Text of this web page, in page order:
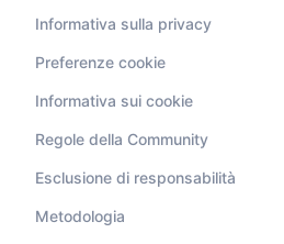
Informativa sulla privacy
Preferenze cookie
Informativa sui cookie
Regole della Community
Esclusione di responsabilità
Metodologia